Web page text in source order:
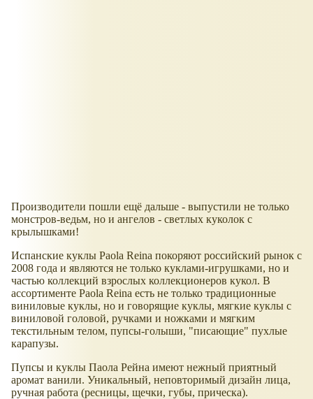
Производители пошли ещё дальше - выпустили не только
монстров-ведьм, но и ангелов - светлых куколок с
крылышками!
Испанские куклы Paola Reina покоряют российский рынок с
2008 года и являются не только куклами-игрушками, но и
частью коллекций взрослых коллекционеров кукол. В
ассортименте Paola Reina есть не только традиционные
виниловые куклы, но и говорящие куклы, мягкие куклы с
виниловой головой, ручками и ножками и мягким
текстильным телом, пупсы-голыши, "писающие" пухлые
карапузы.
Пупсы и куклы Паола Рейна имеют нежный приятный
аромат ванили. Уникальный, неповторимый дизайн лица,
ручная работа (ресницы, щечки, губы, прическа).